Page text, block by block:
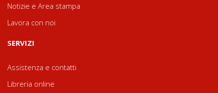
Notizie e Area stampa
Lavora con noi
SERVIZI
Assistenza e contatti
Libreria online